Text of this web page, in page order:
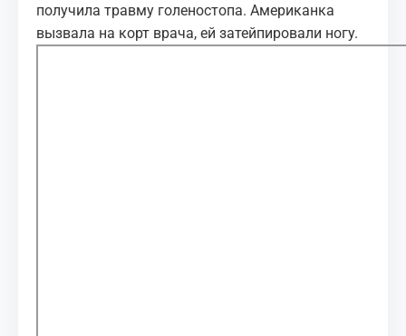
получила травму голеностопа. Американка
вызвала на корт врача, ей затейпировали ногу.